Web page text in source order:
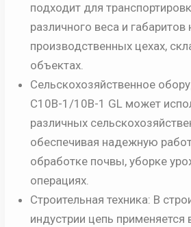
подходит для
различного веса и габаритов
производственных цехах,
объектах.
Сельскохозяйственное
C10B-1/10B-1 GL может
различных
обеспечивая надежную
обработке почвы, уборке
операциях.
Строительная техника: В
индустрии цепь применяется